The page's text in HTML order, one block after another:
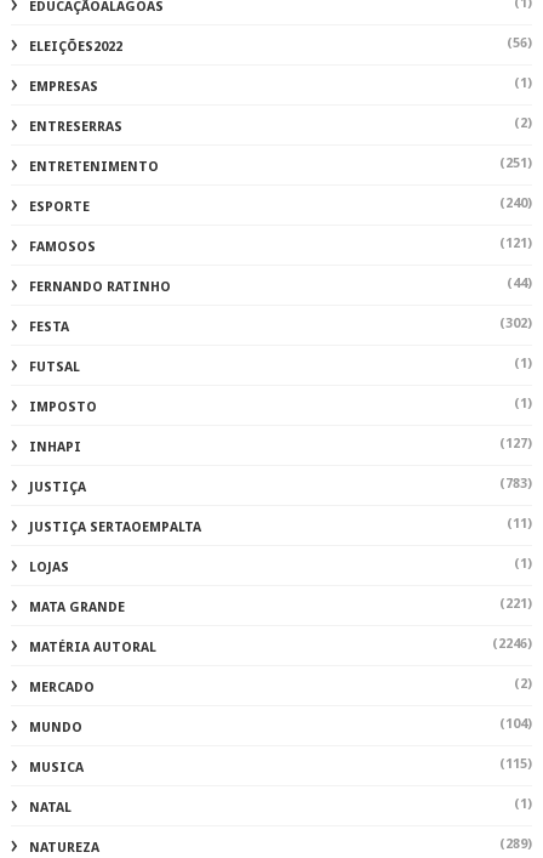
EDUCAÇÃOALAGOAS (1)
ELEIÇÕES2022 (56)
EMPRESAS (1)
ENTRESERRAS (2)
ENTRETENIMENTO (251)
ESPORTE (240)
FAMOSOS (121)
FERNANDO RATINHO (44)
FESTA (302)
FUTSAL (1)
IMPOSTO (1)
INHAPI (127)
JUSTIÇA (783)
JUSTIÇA SERTAOEMPALTA (11)
LOJAS (1)
MATA GRANDE (221)
MATÉRIA AUTORAL (2246)
MERCADO (2)
MUNDO (104)
MUSICA (115)
NATAL (1)
NATUREZA (289)